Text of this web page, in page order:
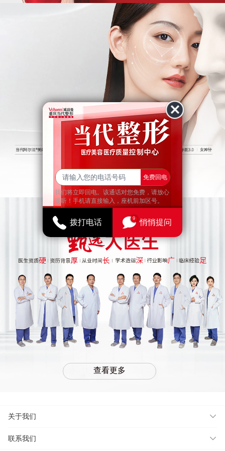
查看更多
查看更多
关于我们
联系我们
免费回电
我们将立即回电。该通话对您免费，请放心
接听！手机请直接输入，座机前加区号。
拨打电话 9 悄悄提问